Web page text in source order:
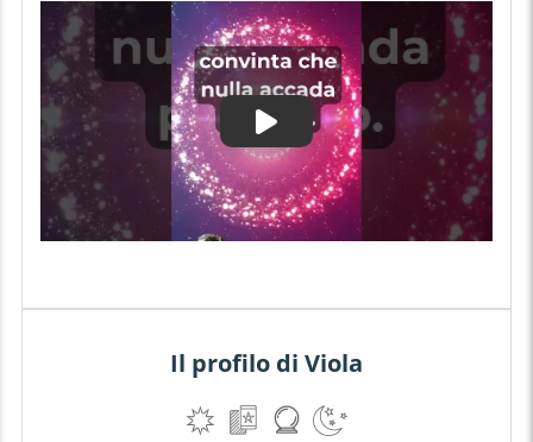
Il profilo di Viola